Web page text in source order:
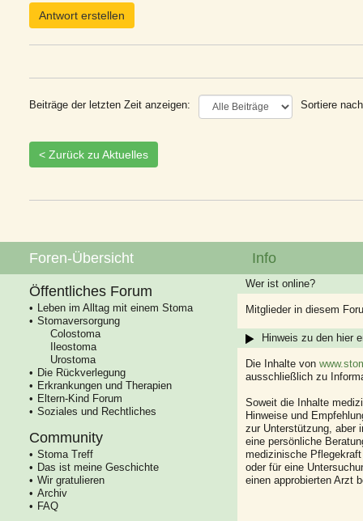
Antwort erstellen
Beiträge der letzten Zeit anzeigen: Sortiere
< Zurück zu Aktuelles
Foren-Übersicht
Öffentliches Forum
Leben im Alltag mit einem Stoma
Stomaversorgung
Colostoma
Ileostoma
Urostoma
Die Rückverlegung
Erkrankungen und Therapien
Eltern-Kind Forum
Soziales und Rechtliches
Community
Stoma Treff
Das ist meine Geschichte
Wir gratulieren
Archiv
FAQ
Info
Wer ist online?
Mitglieder in diesem
Hinweis zu den hier
Die Inhalte von
ausschließlich zu
Soweit die Inhalte
Hinweise und
zur Unterstützung, aber
eine persönliche
medizinische
oder für eine
einen approbierten Arzt